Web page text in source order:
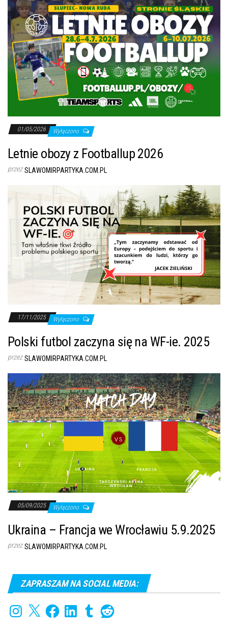
01/05/2026 Wyłączono
Letnie obozy z Footballup 2026
przez SLAWOMIRPARTYKA.COM.PL
17/11/2025 Wyłączono
Polski futbol zaczyna się na WF-ie. 2025
przez SLAWOMIRPARTYKA.COM.PL
05/09/2025 Wyłączono
Ukraina – Francja we Wrocławiu 5.9.2025
przez SLAWOMIRPARTYKA.COM.PL
ZAPRASZAM NA SOCIAL MEDIA:
Instagram
X FacebookLinkedInTumblrReddit